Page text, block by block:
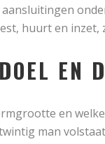
huurt en inzet,
EN
en
man